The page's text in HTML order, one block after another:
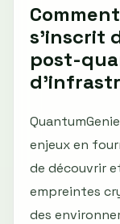
s’inscrit
post-
enjeux en
de découvrir
empreintes
des